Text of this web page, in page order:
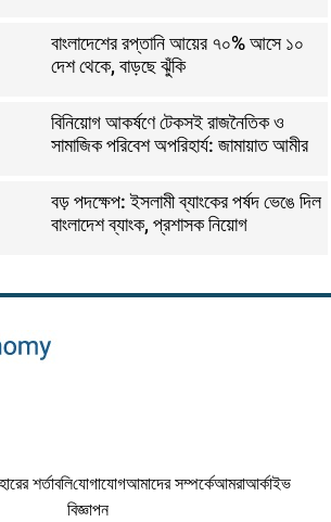
বাংলাদেশের রপ্তানি আয়ের ৭০% আসে ১০
দেশ থেকে, বাড়ছে ঝুঁকি
বিনিয়োগ আকর্ষণে টেকসই রাজনৈতিক ও
সামাজিক পরিবেশ অপরিহার্য: জামায়াত আমীর
বড় পদক্ষেপ: ইসলামী ব্যাংকের পর্ষদ ভেঙে দিল
বাংলাদেশ ব্যাংক, প্রশাসক নিয়োগ
শর্তাবলিযোগাযোগআমাদের সম্পর্কেআমরাআর্কাইভ
বিজ্ঞাপন